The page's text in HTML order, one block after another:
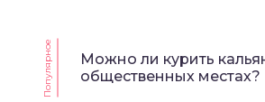
Популярное
Можно ли курить
общественных местах?